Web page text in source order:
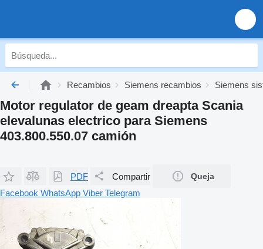
Recambios Siemens recambios Siemens
Motor regulator de geam dreapta Scania
elevalunas electrico para Siemens
403.800.550.07 camión
PDF Compartir Queja
Facebook WhatsApp Viber Telegram